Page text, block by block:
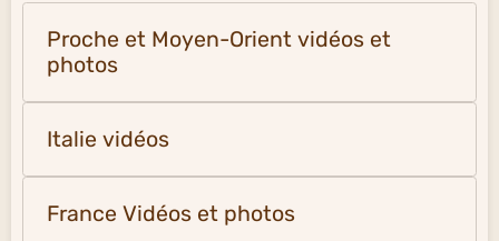
Proche et Moyen-Orient vidéos et
photos
Italie vidéos
France Vidéos et photos